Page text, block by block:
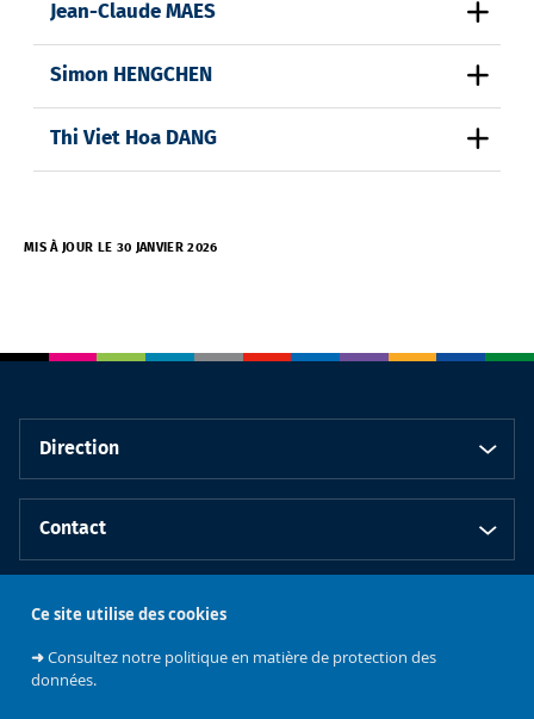
Ce site utilise des cookies
➜Consultez notre politique en matière de protection des
données.
Jean-Claude MAES
Simon HENGCHEN
Thi Viet Hoa DANG
MIS À JOUR LE 30 JANVIER 2026
Direction
Contact
Centre de Recherche en Information et